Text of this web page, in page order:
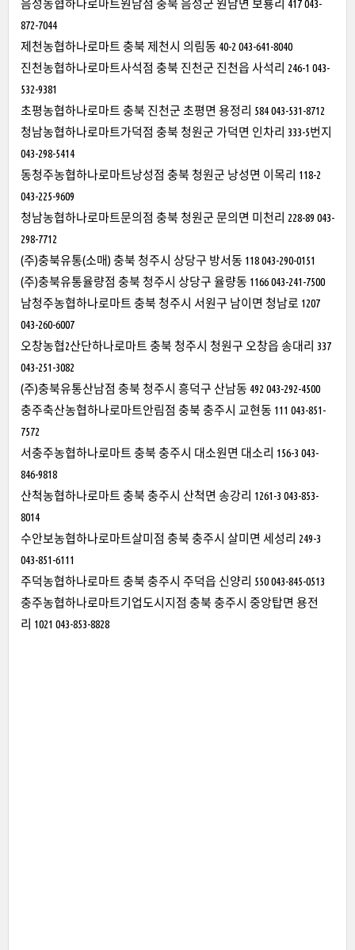
음성농협하나로마트원남점 충북 음성군 원남면 보룡리 417 043-
872-7044
제천농협하나로마트 충북 제천시 의림동 40-2 043-641-8040
진천농협하나로마트사석점 충북 진천군 진천읍 사석리 246-1 043-
532-9381
초평농협하나로마트 충북 진천군 초평면 용정리 584 043-531-8712
청남농협하나로마트가덕점 충북 청원군 가덕면 인차리 333-5번지
043-298-5414
동청주농협하나로마트낭성점 충북 청원군 낭성면 이목리 118-2
043-225-9609
청남농협하나로마트문의점 충북 청원군 문의면 미천리 228-89 043-
298-7712
(주)충북유통(소매) 충북 청주시 상당구 방서동 118 043-290-0151
(주)충북유통율량점 충북 청주시 상당구 율량동 1166 043-241-7500
남청주농협하나로마트 충북 청주시 서원구 남이면 청남로 1207
043-260-6007
오창농협2산단하나로마트 충북 청주시 청원구 오창읍 송대리 337
043-251-3082
(주)충북유통산남점 충북 청주시 흥덕구 산남동 492 043-292-4500
충주축산농협하나로마트안림점 충북 충주시 교현동 111 043-851-
7572
서충주농협하나로마트 충북 충주시 대소원면 대소리 156-3 043-
846-9818
산척농협하나로마트 충북 충주시 산척면 송강리 1261-3 043-853-
8014
수안보농협하나로마트살미점 충북 충주시 살미면 세성리 249-3
043-851-6111
주덕농협하나로마트 충북 충주시 주덕읍 신양리 550 043-845-0513
충주농협하나로마트기업도시지점 충북 충주시 중앙탑면 용전
리 1021 043-853-8828